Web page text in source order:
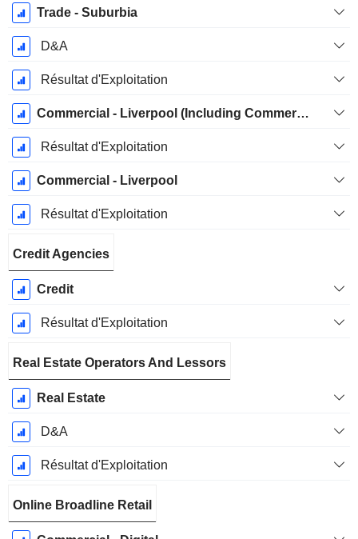
Trade - Suburbia
D&A
Résultat d'Exploitation
Commercial - Liverpool (Including Commercial - Digital)
Résultat d'Exploitation
Commercial - Liverpool
Résultat d'Exploitation
Credit Agencies
Credit
Résultat d'Exploitation
Real Estate Operators And Lessors
Real Estate
D&A
Résultat d'Exploitation
Online Broadline Retail